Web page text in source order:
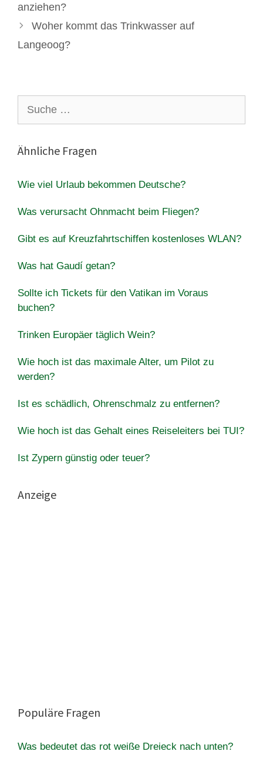
anziehen?
Woher kommt das Trinkwasser auf
Langeoog?
nach:
Ähnliche Fragen
Wie viel Urlaub bekommen Deutsche?
Was verursacht Ohnmacht beim Fliegen?
Gibt es auf Kreuzfahrtschiffen kostenloses WLAN?
Was hat Gaudí getan?
Sollte ich Tickets für den Vatikan im Voraus
buchen?
Trinken Europäer täglich Wein?
Wie hoch ist das maximale Alter, um Pilot zu
werden?
Ist es schädlich, Ohrenschmalz zu entfernen?
Wie hoch ist das Gehalt eines Reiseleiters bei TUI?
Ist Zypern günstig oder teuer?
Anzeige
Populäre Fragen
Was bedeutet das rot weiße Dreieck nach unten?